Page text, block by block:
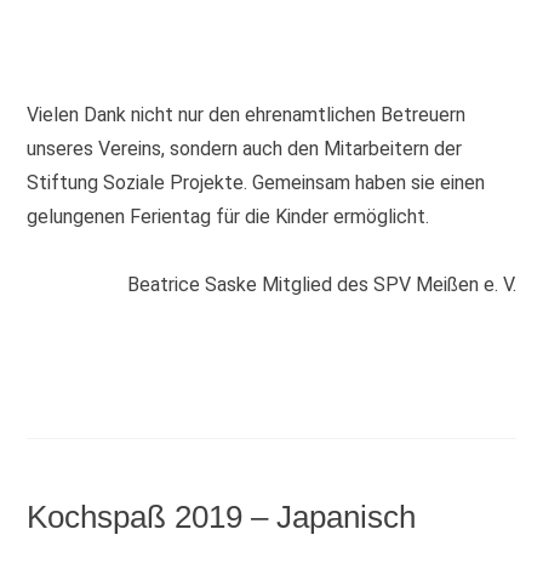
Vielen Dank nicht nur den ehrenamtlichen Betreuern
unseres Vereins, sondern auch den Mitarbeitern der
Stiftung Soziale Projekte. Gemeinsam haben sie einen
gelungenen Ferientag für die Kinder ermöglicht.
Beatrice Saske Mitglied des SPV Meißen e. V.
Kochspaß 2019 – Japanisch